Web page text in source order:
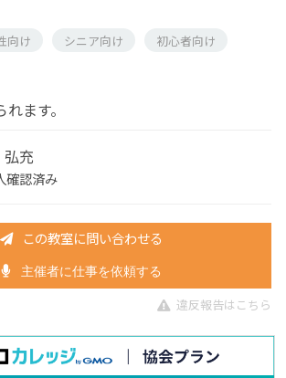
向け シニア向け
初心者向け
ます。
充
確認済み
この教室に問い合わせる
主催者に仕事を依頼する
違反報告はこちら